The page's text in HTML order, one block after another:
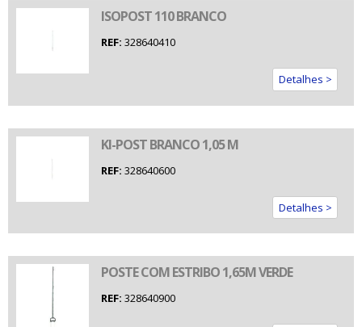
ISOPOST 110 BRANCO
REF: 328640410
Detalhes >
KI-POST BRANCO 1,05 M
REF: 328640600
Detalhes >
POSTE COM ESTRIBO 1,65M VERDE
REF: 328640900